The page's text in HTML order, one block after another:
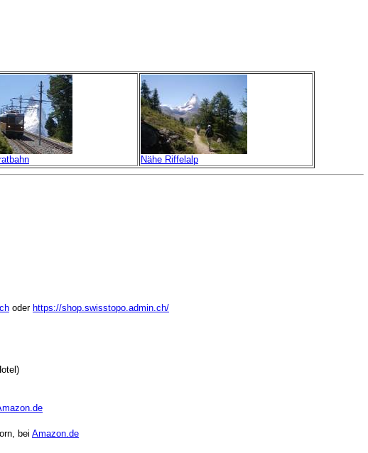
Nähe Riffelalp
oder https://shop.swisstopo.admin.ch/
bei Amazon.de